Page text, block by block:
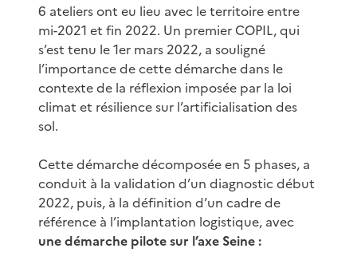
6 ateliers ont eu lieu avec le territoire entre
mi-2021 et fin 2022. Un premier COPIL, qui
s’est tenu le 1er mars 2022, a souligné
l’importance de cette démarche dans le
contexte de la réflexion imposée par la loi
climat et résilience sur l’artificialisation des
sol.
Cette démarche décomposée en 5 phases, a
conduit à la validation d’un diagnostic début
2022, puis, à la définition d’un cadre de
référence à l’implantation logistique, avec
une démarche pilote sur l’axe Seine :